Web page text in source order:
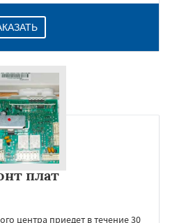
плат
центра приедет в течение 30